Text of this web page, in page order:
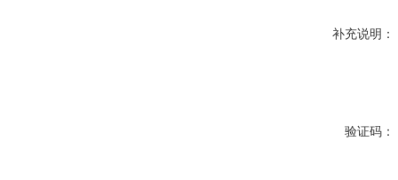
补充说明：
验证码：